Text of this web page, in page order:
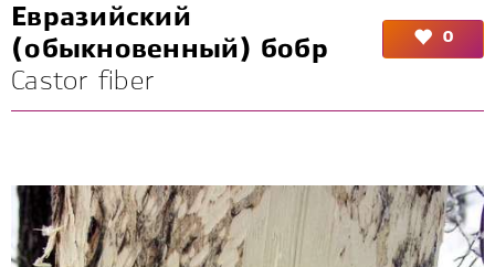
Евразийский
(обыкновенный) бобр
Castor fiber
0